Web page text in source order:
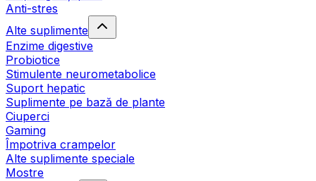
Anti-stres
Alte suplimente
Enzime digestive
Probiotice
Stimulente neurometabolice
Suport hepatic
Suplimente pe bază de plante
Ciuperci
Gaming
Împotriva crampelor
Alte suplimente speciale
Mostre